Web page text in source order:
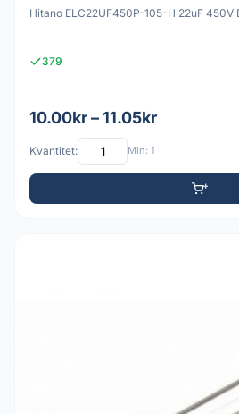
Hitano ELC22UF450P-105-H 22uF
379
10.00kr – 11.05kr
Kvantitet: Min: 1